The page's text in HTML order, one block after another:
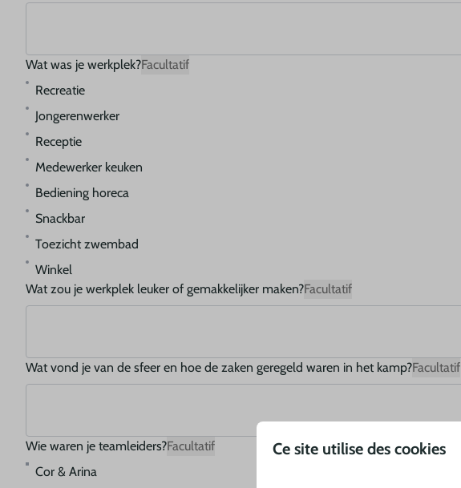
Wat was je werkplek?Facultatif
Recreatie
Jongerenwerker
Receptie
Medewerker keuken
Bediening horeca
Snackbar
Toezicht zwembad
Winkel
Wat zou je werkplek leuker of gemakkelijker maken?Facultatif
Wat vond je van de sfeer en hoe de zaken geregeld waren in het kamp?Facultatif
Wie waren je teamleiders?Facultatif
Cor & Arina
Ce site utilise des cookies